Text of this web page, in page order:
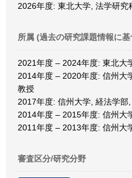
2026年度: 東北大学, 法学研究
所属 (過去の研究課題情報に基
2021年度 – 2024年度: 東北大
2014年度 – 2020年度: 信州大
教授
2017年度: 信州大学, 経法学部
2014年度 – 2015年度: 信州大
2011年度 – 2013年度: 信州大
審査区分/研究分野